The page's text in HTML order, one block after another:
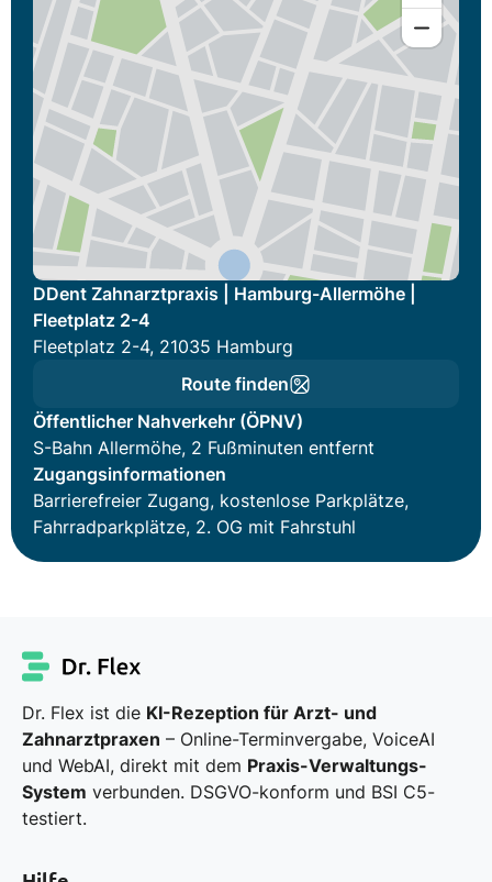
DDent Zahnarztpraxis | Hamburg-Allermöhe |
Fleetplatz 2-4
Fleetplatz 2-4, 21035 Hamburg
Route finden
Öffentlicher Nahverkehr (ÖPNV)
S-Bahn Allermöhe, 2 Fußminuten entfernt
Zugangsinformationen
Barrierefreier Zugang, kostenlose Parkplätze,
Fahrradparkplätze, 2. OG mit Fahrstuhl
Dr. Flex ist die KI-Rezeption für Arzt- und
Zahnarztpraxen – Online-Terminvergabe, VoiceAI
und WebAI, direkt mit dem Praxis-Verwaltungs-
System verbunden. DSGVO-konform und BSI C5-
testiert.